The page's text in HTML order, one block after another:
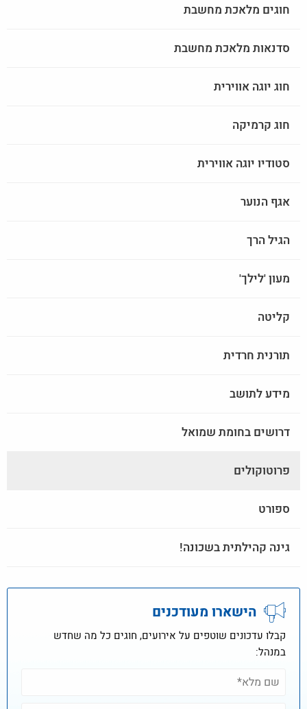
חוגים מלאכת מחשבת
סדנאות מלאכת מחשבת
חוג יוגה אווירית
חוג קרמיקה
סטודיו יוגה אווירית
אגף הנוער
הגיל הרך
מעון 'לילך'
קליטה
תורנית חרדית
מידע לתושב
דרושים בחומת שמואל
פרוטוקולים
ספורט
גינה קהילתית בשכונה!
הישארו מעודכנים
קבלו עדכונים שוטפים על אירועים, חוגים כל מה שחדש
במנהל: